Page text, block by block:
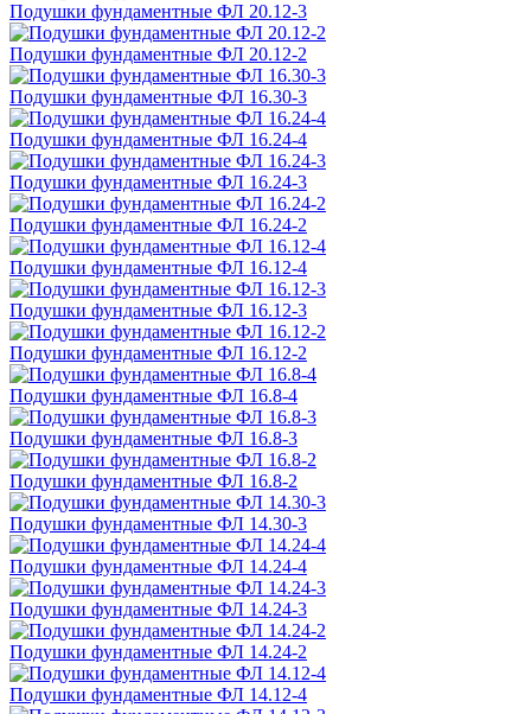
Подушки фундаментные ФЛ 20.12-3
Подушки фундаментные ФЛ 20.12-2
Подушки фундаментные ФЛ 16.30-3
Подушки фундаментные ФЛ 16.24-4
Подушки фундаментные ФЛ 16.24-3
Подушки фундаментные ФЛ 16.24-2
Подушки фундаментные ФЛ 16.12-4
Подушки фундаментные ФЛ 16.12-3
Подушки фундаментные ФЛ 16.12-2
Подушки фундаментные ФЛ 16.8-4
Подушки фундаментные ФЛ 16.8-3
Подушки фундаментные ФЛ 16.8-2
Подушки фундаментные ФЛ 14.30-3
Подушки фундаментные ФЛ 14.24-4
Подушки фундаментные ФЛ 14.24-3
Подушки фундаментные ФЛ 14.24-2
Подушки фундаментные ФЛ 14.12-4